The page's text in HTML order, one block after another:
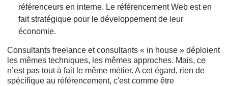
référenceurs en interne. Le référencement Web est en
fait stratégique pour le développement de leur
économie.
Consultants freelance et consultants « in house » déploient
les mêmes techniques, les mêmes approches. Mais, ce
n’est pas tout à fait le même métier. A cet égard, rien de
spécifique au référencement, c'est comme être